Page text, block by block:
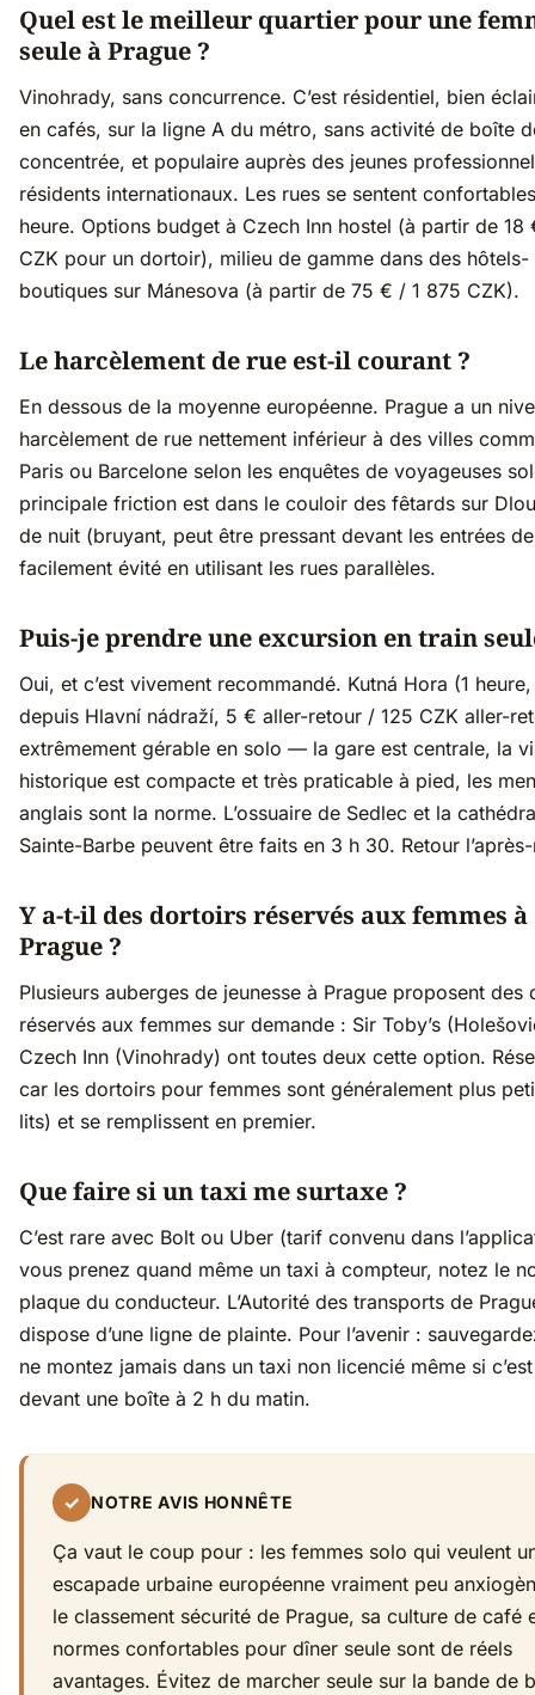
Quel est le meilleur quartier pour une
seule à Prague ?
Vinohrady, sans concurrence. C’est résidentiel, bien
en cafés, sur la ligne A du métro, sans activité de boîte
concentrée, et populaire auprès des jeunes
résidents internationaux. Les rues se sentent
heure. Options budget à Czech Inn hostel (à partir de
CZK pour un dortoir), milieu de gamme dans des hôtels-
boutiques sur Mánesova (à partir de 75 € / 1 875 CZK).
Le harcèlement de rue est-il courant ?
En dessous de la moyenne européenne. Prague a un
harcèlement de rue nettement inférieur à des villes
Paris ou Barcelone selon les enquêtes de voyageuses
principale friction est dans le couloir des fêtards sur
de nuit (bruyant, peut être pressant devant les entrées
facilement évité en utilisant les rues parallèles.
Puis-je prendre une excursion en train
Oui, et c’est vivement recommandé. Kutná Hora (1
depuis Hlavní nádraží, 5 € aller-retour / 125 CZK aller-
extrêmement gérable en solo — la gare est centrale, la
historique est compacte et très praticable à pied, les
anglais sont la norme. L’ossuaire de Sedlec et la
Sainte-Barbe peuvent être faits en 3 h 30. Retour
Y a-t-il des dortoirs réservés aux femmes à
Prague ?
Plusieurs auberges de jeunesse à Prague proposent des
réservés aux femmes sur demande : Sir Toby’s
Czech Inn (Vinohrady) ont toutes deux cette option.
car les dortoirs pour femmes sont généralement plus
lits) et se remplissent en premier.
Que faire si un taxi me surtaxe ?
C’est rare avec Bolt ou Uber (tarif convenu dans
vous prenez quand même un taxi à compteur, notez le
plaque du conducteur. L’Autorité des transports de
dispose d’une ligne de plainte. Pour l’avenir :
ne montez jamais dans un taxi non licencié même si
devant une boîte à 2 h du matin.
✓ NOTRE AVIS HONNÊTE
Ça vaut le coup pour : les femmes solo qui veulent
escapade urbaine européenne vraiment peu
le classement sécurité de Prague, sa culture de café
normes confortables pour dîner seule sont de réels
avantages. Évitez de marcher seule sur la bande de